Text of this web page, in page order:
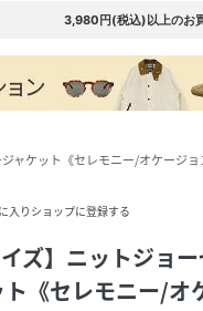
3,980円(税込)以上のお
ャケット《セレモニー/オケージ
入りショップに登録する
ズ】ニットジョ
《セレモニー/オ